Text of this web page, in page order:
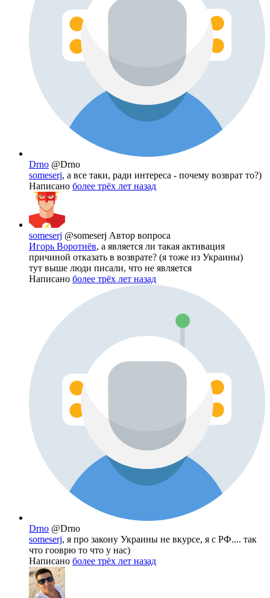
Drno @Drno
someserj, а все таки, ради интереса - почему возврат то?)
Написано более трёх лет назад
someserj @someserj Автор вопроса
Игорь Воротнёв, а является ли такая активация
причиной отказать в возврате? (я тоже из Украины)
тут выше люди писали, что не является
Написано более трёх лет назад
Drno @Drno
someserj, я про закону Украины не вкурсе, я с РФ.... так
что гооврю то что у нас)
Написано более трёх лет назад